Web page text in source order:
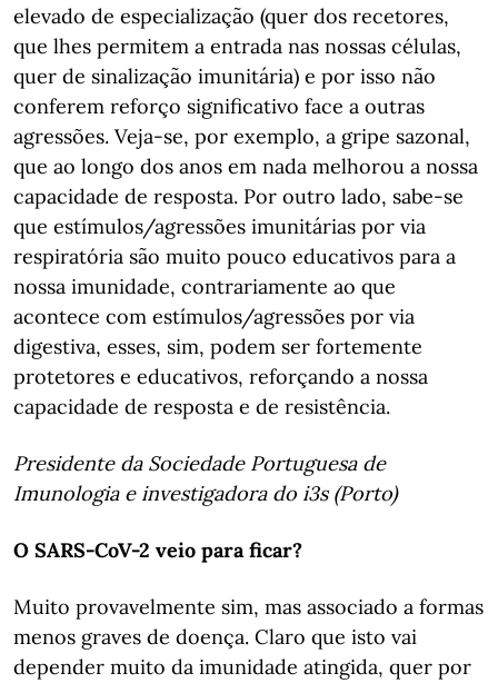
elevado de especialização (quer dos recetores,
que lhes permitem a entrada nas nossas células,
quer de sinalização imunitária) e por isso não
conferem reforço significativo face a outras
agressões. Veja-se, por exemplo, a gripe sazonal,
que ao longo dos anos em nada melhorou a nossa
capacidade de resposta. Por outro lado, sabe-se
que estímulos/agressões imunitárias por via
respiratória são muito pouco educativos para a
nossa imunidade, contrariamente ao que
acontece com estímulos/agressões por via
digestiva, esses, sim, podem ser fortemente
protetores e educativos, reforçando a nossa
capacidade de resposta e de resistência.
Presidente da Sociedade Portuguesa de
Imunologia e investigadora do i3s (Porto)
O SARS-CoV-2 veio para ficar?
Muito provavelmente sim, mas associado a formas
menos graves de doença. Claro que isto vai
depender muito da imunidade atingida, quer por